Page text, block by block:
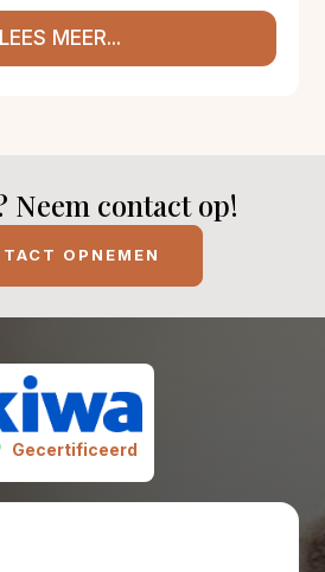
LEES MEER...
Neem contact op!
OPNEMEN
Gecertificeerd